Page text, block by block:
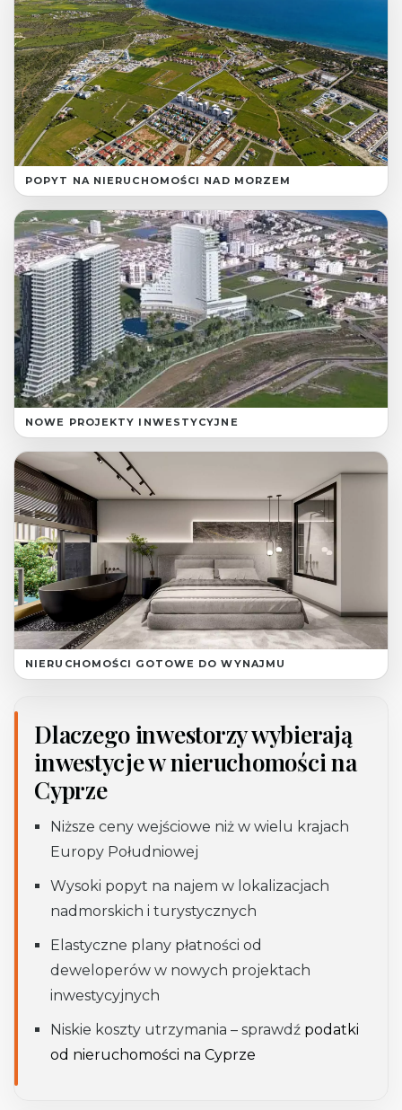
POPYT NA NIERUCHOMOŚCI NAD MORZEM
NOWE PROJEKTY INWESTYCYJNE
NIERUCHOMOŚCI GOTOWE DO WYNAJMU
Dlaczego inwestorzy wybierają
inwestycje w nieruchomości na
Cyprze
Niższe ceny wejściowe niż w wielu krajach
Europy Południowej
Wysoki popyt na najem w lokalizacjach
nadmorskich i turystycznych
Elastyczne plany płatności od
deweloperów w nowych projektach
inwestycyjnych
Niskie koszty utrzymania – sprawdź podatki
od nieruchomości na Cyprze